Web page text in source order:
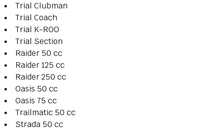
Trial Clubman
Trial Coach
Trial K-ROO
Trial Section
Raider 50 cc
Raider 125 cc
Raider 250 cc
Oasis 50 cc
Oasis 75 cc
Trailmatic 50 cc
Strada 50 cc